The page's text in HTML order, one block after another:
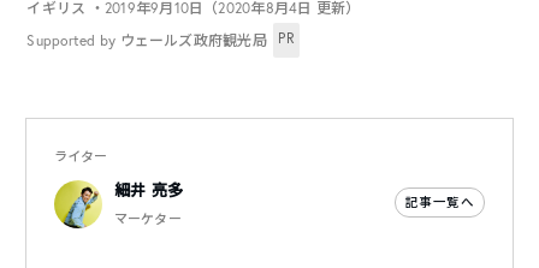
イギリス
・2019年9月10日（2020年8月4日 更新）
Supported by ウェールズ政府観光局
PR
ライター
細井 亮多
マーケター
記事一覧へ